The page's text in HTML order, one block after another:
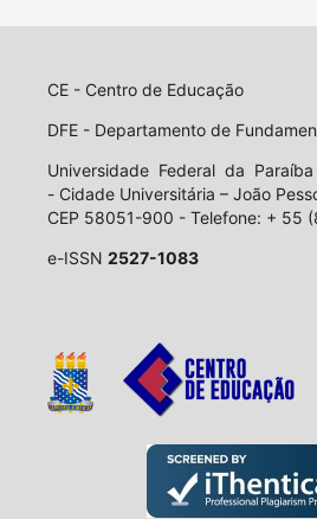
CE - Centro de Educação
DFE - Departamento de
Universidade Federal da
- Cidade Universitária – João
CEP 58051-900 - Telefone: + 55
e-ISSN 2527-1083